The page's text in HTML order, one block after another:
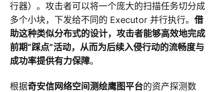
行器）。攻击者可以将一个庞大的扫描任务切分成
多个小块，下发给不同的 Executor 并行执行。 借
助这种类似分布式的设计，攻击者能够高效地完成
前期“踩点”活动，从而为后续入侵行动的流畅度与
成功率提供有力保障。
根据奇安信网络空间测绘鹰图平台的资产探测数